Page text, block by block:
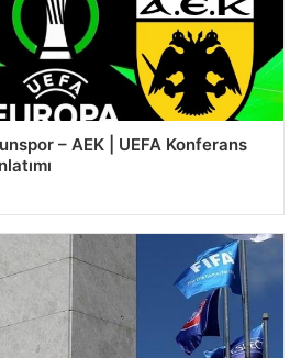
– AEK | UEFA Konferans